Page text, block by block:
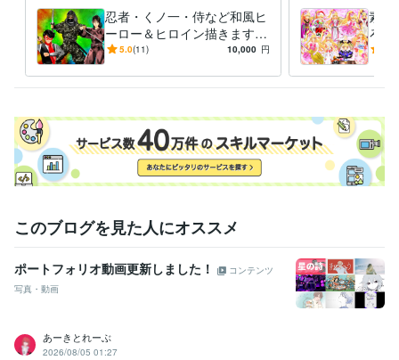
アニメ コミック 特撮 ゲーム
忍者・くノ一・侍など和風ヒ
ーロー＆ヒロイン描きます
いかなるご指示でもイラスト
5.0(11) 10,000 円
素敵
ろな
ご希
このブログを見た人にオススメ
ポートフォリオ動画更新しました！
コンテンツ
写真・動画
あーきとれーぶ
2026/08/05 01:27